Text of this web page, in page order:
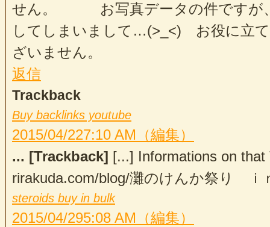
せん。 お写真データの件ですが、
してしまいまして…(>_<) お役に立
ざいません。
返信
Trackback
Buy backlinks youtube
2015/04/227:10 AM （編集）
... [Trackback] [...] Informations on that
rirakuda.com/blog/灘のけんか祭り ｉ
steroids buy in bulk
2015/04/295:08 AM （編集）